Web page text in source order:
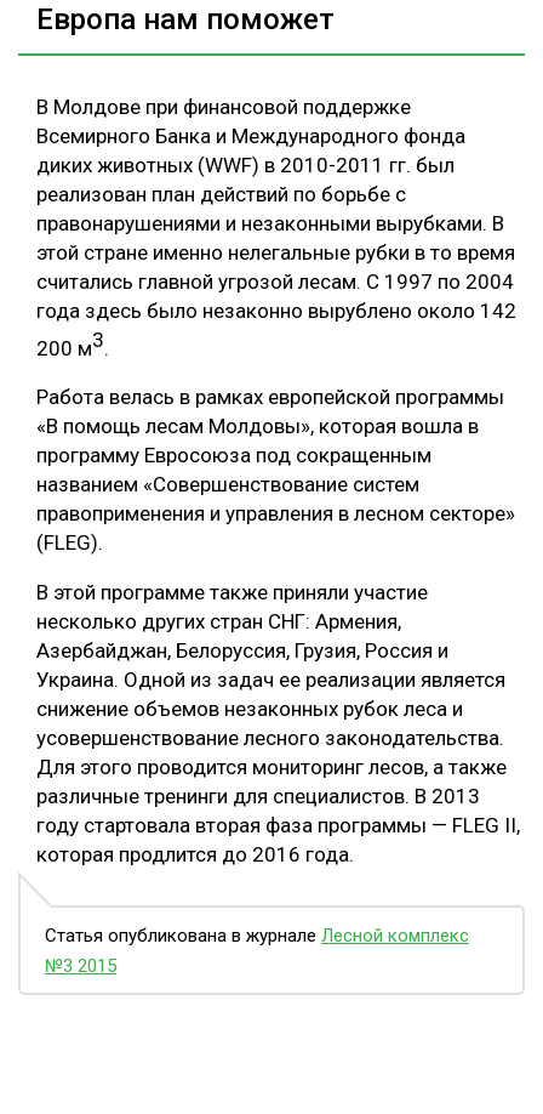
Европа нам поможет
В Молдове при финансовой поддержке
Всемирного Банка и Международного фонда
диких животных (WWF) в 2010-2011 гг. был
реализован план действий по борьбе с
правонарушениями и незаконными вырубками. В
этой стране именно нелегальные рубки в то время
считались главной угрозой лесам. С 1997 по 2004
года здесь было незаконно вырублено около 142
200 м3.
Работа велась в рамках европейской программы
«В помощь лесам Молдовы», которая вошла в
программу Евросоюза под сокращенным
названием «Совершенствование систем
правоприменения и управления в лесном секторе»
(FLEG).
В этой программе также приняли участие
несколько других стран СНГ: Армения,
Азербайджан, Белоруссия, Грузия, Россия и
Украина. Одной из задач ее реализации является
снижение объемов незаконных рубок леса и
усовершенствование лесного законодательства.
Для этого проводится мониторинг лесов, а также
различные тренинги для специалистов. В 2013
году стартовала вторая фаза программы — FLEG II,
которая продлится до 2016 года.
Статья опубликована в журнале Лесной комплекс
№3 2015